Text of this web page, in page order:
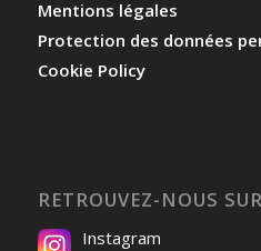
Mentions légales
Protection des données
Cookie Policy
RETROUVEZ-NOUS
Instagram